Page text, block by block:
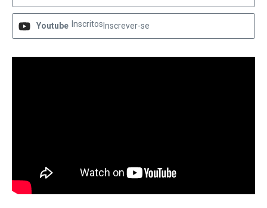
Youtube Inscritos Inscrever-se